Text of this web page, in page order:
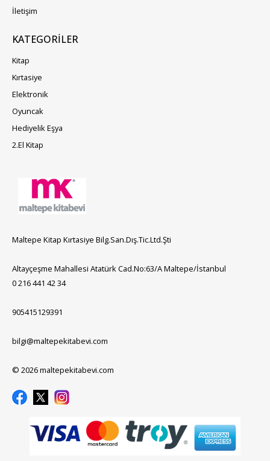
İletişim
KATEGORILER
Kitap
Kırtasiye
Elektronik
Oyuncak
Hediyelik Eşya
2.El Kitap
Maltepe Kitap Kırtasiye Bilg.San.Dış.Tic.Ltd.Şti
Altayçeşme Mahallesi Atatürk Cad.No:63/A Maltepe/İstanbul
0 216 441 42 34
905415129391
bilgi@maltepekitabevi.com
© 2026 maltepekitabevi.com